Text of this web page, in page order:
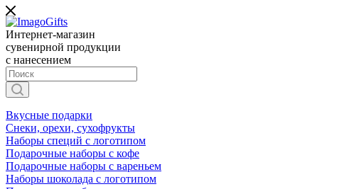
Интернет-магазин
сувенирной продукции
с нанесением
Вкусные подарки
Снеки, орехи, сухофрукты
Наборы специй с логотипом
Подарочные наборы с кофе
Подарочные наборы с вареньем
Наборы шоколада с логотипом